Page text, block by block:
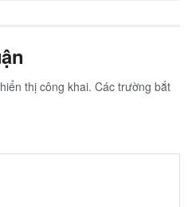
thị công khai. Các trường bắt